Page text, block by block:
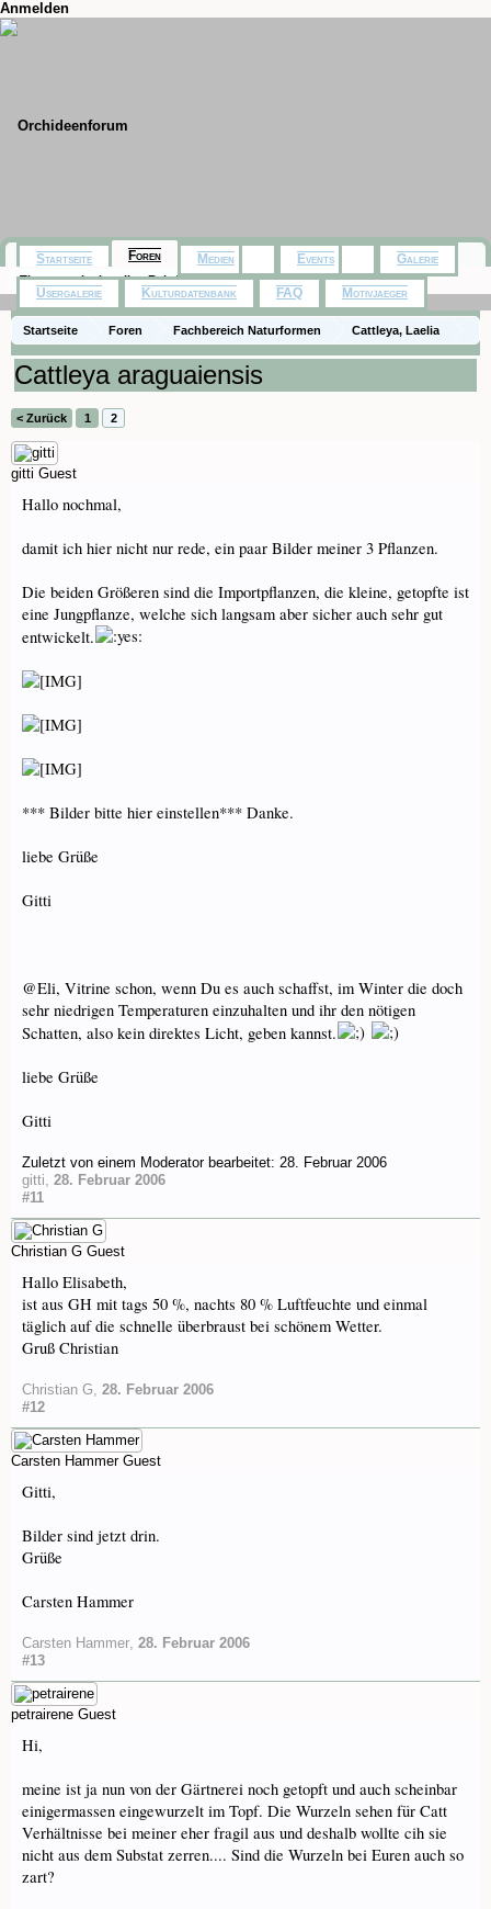
Anmelden
Startseite Foren Fachbereich Naturformen Cattleya, Laelia
Cattleya araguaiensis
< Zurück 1 2
gitti Guest
Hallo nochmal,
damit ich hier nicht nur rede, ein paar Bilder meiner 3 Pflanzen.
Die beiden Größeren sind die Importpflanzen, die kleine, getopfte ist
eine Jungpflanze, welche sich langsam aber sicher auch sehr gut
entwickelt.
*** Bilder bitte hier einstellen*** Danke.
liebe Grüße
Gitti
@Eli, Vitrine schon, wenn Du es auch schaffst, im Winter die doch
sehr niedrigen Temperaturen einzuhalten und ihr den nötigen
Schatten, also kein direktes Licht, geben kannst.
liebe Grüße
Gitti
Zuletzt von einem Moderator bearbeitet: 28. Februar 2006
gitti, 28. Februar 2006
#11
Christian G Guest
Hallo Elisabeth,
ist aus GH mit tags 50 %, nachts 80 % Luftfeuchte und einmal
täglich auf die schnelle überbraust bei schönem Wetter.
Gruß Christian
Christian G, 28. Februar 2006
#12
Carsten Hammer Guest
Gitti,
Bilder sind jetzt drin.
Grüße
Carsten Hammer
Carsten Hammer, 28. Februar 2006
#13
petrairene Guest
Hi,
meine ist ja nun von der Gärtnerei noch getopft und auch scheinbar
einigermassen eingewurzelt im Topf. Die Wurzeln sehen für Catt
Verhältnisse bei meiner eher fragil aus und deshalb wollte cih sie
nicht aus dem Substat zerren.... Sind die Wurzeln bei Euren auch so
zart?
Startseite Foren
Themen mit aktuellen Beiträgen
Medien Events Galerie
Usergalerie Kulturdatenbank FAQ Motivjaeger